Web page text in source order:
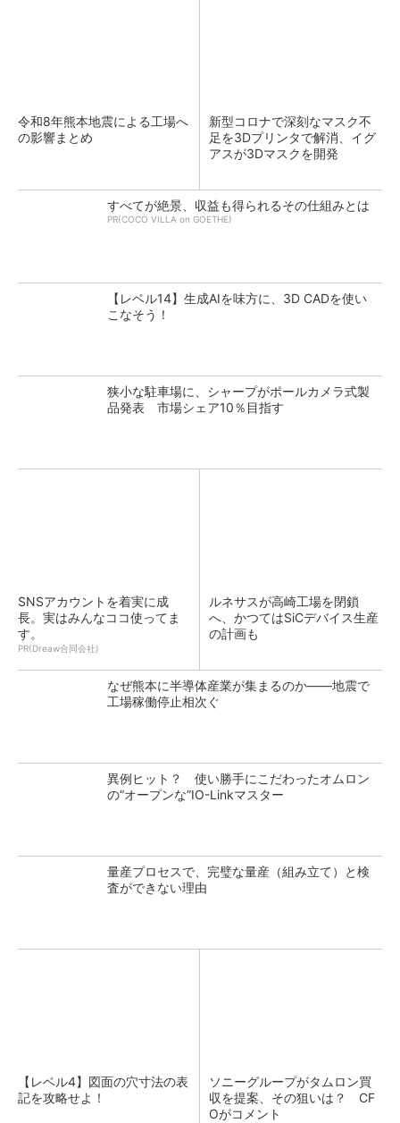
令和8年熊本地震による工場へ
の影響まとめ
新型コロナで深刻なマスク不
足を3Dプリンタで解消、イグ
アスが3Dマスクを開発
すべてが絶景、収益も得られるその仕組みとは
PR(COCO VILLA on GOETHE)
【レベル14】生成AIを味方に、3D CADを使い
こなそう！
狭小な駐車場に、シャープがポールカメラ式製
品発表 市場シェア10％目指す
SNSアカウントを着実に成
長。実はみんなココ使ってま
す。
PR(Dreaw合同会社)
ルネサスが高崎工場を閉鎖
へ、かつてはSiCデバイス生産
の計画も
なぜ熊本に半導体産業が集まるのか――地震で
工場稼働停止相次ぐ
異例ヒット？ 使い勝手にこだわったオムロン
の“オープンな”IO-Linkマスター
量産プロセスで、完璧な量産（組み立て）と検
査ができない理由
【レベル4】図面の穴寸法の表
記を攻略せよ！
ソニーグループがタムロン買
収を提案、その狙いは？ CF
Oがコメント